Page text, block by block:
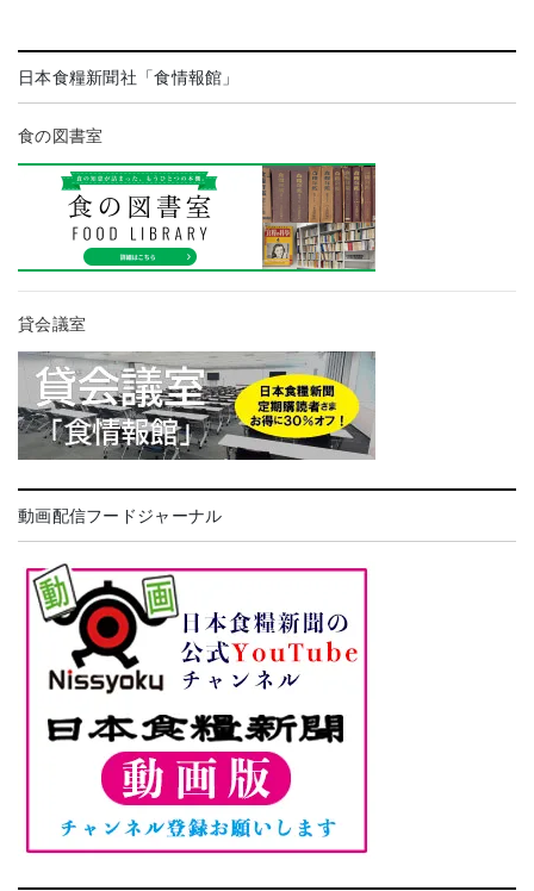
日本食糧新聞社「食情報館」
食の図書室
貸会議室
動画配信フードジャーナル